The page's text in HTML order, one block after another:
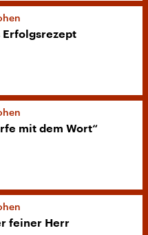
Erfolgsrezept
mit dem Wort“
feiner Herr